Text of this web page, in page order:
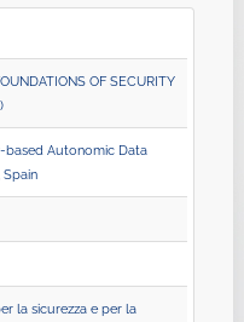
OF SECURITY
Autonomic Data
Spain
la sicurezza e per la